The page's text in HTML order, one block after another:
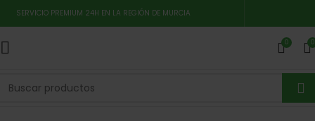
SERVICIO PREMIUM 24H EN LA REGIÓN DE MURCIA
0 0